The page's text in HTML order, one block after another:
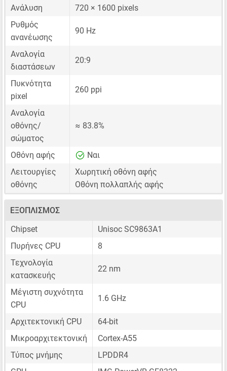
Ανάλυση
720 × 1600 pixels
Ρυθμός
ανανέωσης
90 Hz
Αναλογία
διαστάσεων
20:9
Πυκνότητα
pixel
260 ppi
Αναλογία
οθόνης/
σώματος
≈ 83.8%
Οθόνη αφής
Ναι
Λειτουργίες
οθόνης
Χωρητική οθόνη αφής
Οθόνη πολλαπλής αφής
ΕΞΟΠΛΙΣΜΌΣ
Chipset
Unisoc SC9863A1
Πυρήνες CPU
8
Τεχνολογία
κατασκευής
22 nm
Μέγιστη συχνότητα
CPU
1.6 GHz
Αρχιτεκτονική CPU
64-bit
Μικροαρχιτεκτονική
Cortex-A55
Τύπος μνήμης
LPDDR4